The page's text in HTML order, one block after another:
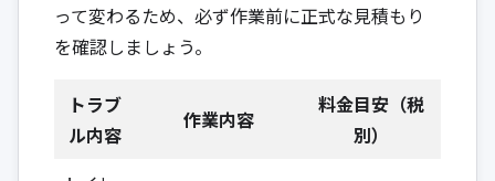
って変わるため、必ず作業前に正式な見積もり
を確認しましょう。
トラブ
ル内容
作業内容
料金目安（税
別）